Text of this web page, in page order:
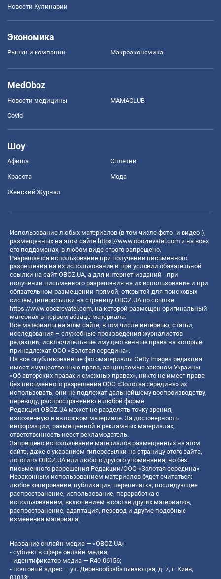
Новости Кулинарии
Экономика
Рынки и компании Mакроэкономика
MedOboz
Новости медицины MAMACLUB
Covid
Шоу
Афиша Сплетни
Красота Мода
Женский Журнал
Использование любых материалов (в том числе фото- и видео-),
размещенных на этом сайте https://www.obozrevatel.com и на всех
его поддоменах, в любом виде строго запрещено.
Разрешается использование при получении письменного
разрешения на их использование и при условии обязательной
ссылки на сайт OBOZ.UA, а для интернет-изданий - при
получении письменного разрешения на их использование и при
обязательном размещении прямой, открытой для поисковых
систем, гиперссылки на страницу OBOZ.UA по ссылке
https://www.obozrevatel.com, на которой размещен оригинальный
материал в первом абзаце материала.
Все материалы на этом сайте, в том числе интервью, статьи,
исследования – служебные произведения журналистов
редакции, исключительные имущественные права на которые
принадлежат ООО «Золотая середина».
На все опубликованные фотоматериалы Getty Images редакция
имеет имущественные права, защищаемые законом Украины
«Об авторских правах и смежных правах», никто не имеет права
без письменного разрешения ООО «Золотая середина» их
использовать, они не подлежат дальнейшему воспроизводству,
переводу, распространению в любой форме.
Редакция OBOZ.UA может не разделять точку зрения,
изложенную в авторском материале. За достоверность
информации, размещенной в рекламных материалах,
ответственность несет рекламодатель.
Запрещено использование материалов размещенных на этом
сайте, даже с указанием гиперссылки на страницу этого сайта,
логотипа OBOZ.UA или любого другого упоминания, но без
письменного разрешения Редакции/ООО «Золотая середина»
Незаконным использованием материалов будет считаться:
любое копирование, публикация, перепечатка, последующее
распространение, использование, переработка с
использованием, включением в состав других материалов,
распространение, адаптация, перевод и другие подобные
изменения материала.
Название онлайн медиа — «OBOZ.UA»
- субъект в сфере онлайн медиа;
- идентификатор медиа — R40-06156;
- почтовый адрес — ул. Деревообрабатывающая, д. 7, г. Киев,
01013;